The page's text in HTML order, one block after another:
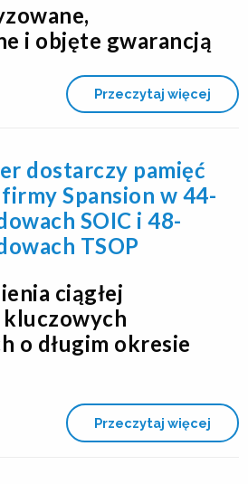
i objęte gwarancją
Przeczytaj więcej
dostarczy pamięć
Spansion w 44-
SOIC i 48-
TSOP
ciągłej
o długim okresie
Przeczytaj więcej